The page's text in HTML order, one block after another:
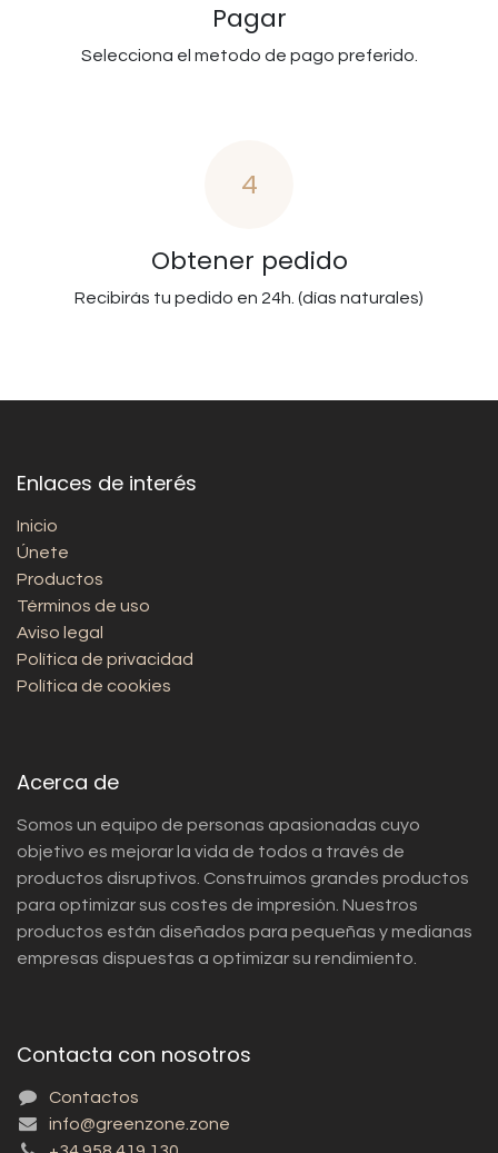
Pagar
Selecciona el metodo de pago preferido.
4
Obtener pedido
Recibirás tu pedido en 24h. (días naturales)
Enlaces de interés
Inicio
Únete
Productos
Términos de uso
Aviso legal
Política de privacidad
Política de cookies
Acerca de
Somos un equipo de personas apasionadas cuyo
objetivo es mejorar la vida de todos a través de
productos disruptivos. Construimos grandes productos
para optimizar sus costes de impresión. Nuestros
productos están diseñados para pequeñas y medianas
empresas dispuestas a optimizar su rendimiento.
Contacta con nosotros
Contactos
info@greenzone.zone